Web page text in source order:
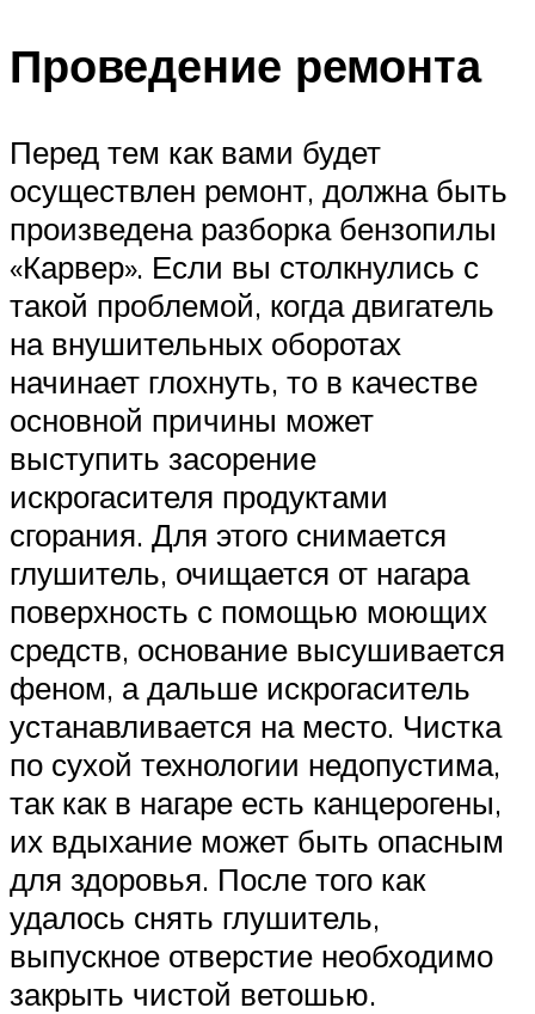
Проведение ремонта
Перед тем как вами будет
осуществлен ремонт, должна быть
произведена разборка бензопилы
«Карвер». Если вы столкнулись с
такой проблемой, когда двигатель
на внушительных оборотах
начинает глохнуть, то в качестве
основной причины может
выступить засорение
искрогасителя продуктами
сгорания. Для этого снимается
глушитель, очищается от нагара
поверхность с помощью моющих
средств, основание высушивается
феном, а дальше искрогаситель
устанавливается на место. Чистка
по сухой технологии недопустима,
так как в нагаре есть канцерогены,
их вдыхание может быть опасным
для здоровья. После того как
удалось снять глушитель,
выпускное отверстие необходимо
закрыть чистой ветошью.